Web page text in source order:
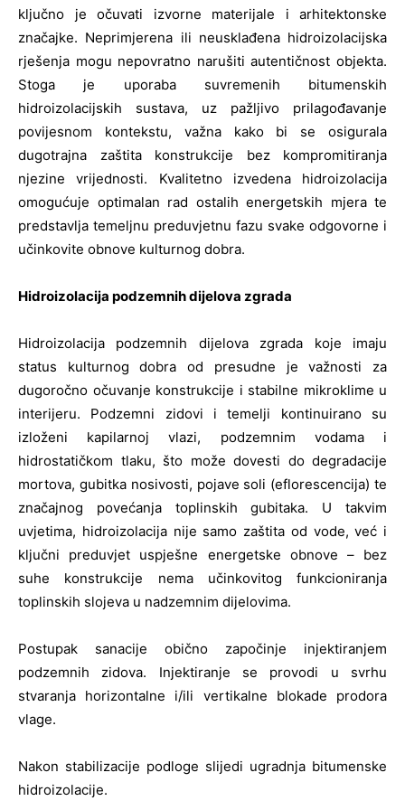
ključno je očuvati izvorne materijale i arhitektonske
značajke. Neprimjerena ili neusklađena hidroizolacijska
rješenja mogu nepovratno narušiti autentičnost objekta.
Stoga je uporaba suvremenih bitumenskih
hidroizolacijskih sustava, uz pažljivo prilagođavanje
povijesnom kontekstu, važna kako bi se osigurala
dugotrajna zaštita konstrukcije bez kompromitiranja
njezine vrijednosti. Kvalitetno izvedena hidroizolacija
omogućuje optimalan rad ostalih energetskih mjera te
predstavlja temeljnu preduvjetnu fazu svake odgovorne i
učinkovite obnove kulturnog dobra.
Hidroizolacija podzemnih dijelova zgrada
Hidroizolacija podzemnih dijelova zgrada koje imaju
status kulturnog dobra od presudne je važnosti za
dugoročno očuvanje konstrukcije i stabilne mikroklime u
interijeru. Podzemni zidovi i temelji kontinuirano su
izloženi kapilarnoj vlazi, podzemnim vodama i
hidrostatičkom tlaku, što može dovesti do degradacije
mortova, gubitka nosivosti, pojave soli (eflorescencija) te
značajnog povećanja toplinskih gubitaka. U takvim
uvjetima, hidroizolacija nije samo zaštita od vode, već i
ključni preduvjet uspješne energetske obnove – bez
suhe konstrukcije nema učinkovitog funkcioniranja
toplinskih slojeva u nadzemnim dijelovima.
Postupak sanacije obično započinje injektiranjem
podzemnih zidova. Injektiranje se provodi u svrhu
stvaranja horizontalne i/ili vertikalne blokade prodora
vlage.
Nakon stabilizacije podloge slijedi ugradnja bitumenske
hidroizolacije.